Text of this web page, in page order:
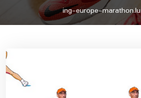
ing-europe-marathon.lu